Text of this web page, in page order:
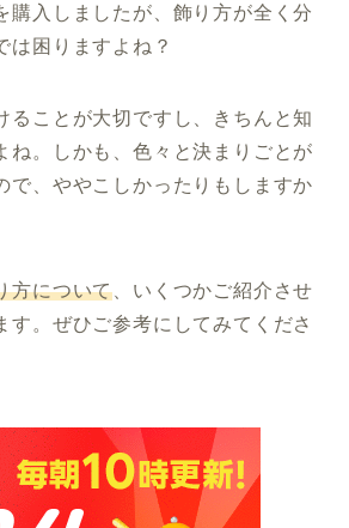
購入しましたが、飾り方が全く分
は困りますよね？
ることが大切ですし、きちんと知
ね。しかも、色々と決まりごとが
で、ややこしかったりもしますか
方について 、いくつかご紹介させ
す。ぜひご参考にしてみてくださ